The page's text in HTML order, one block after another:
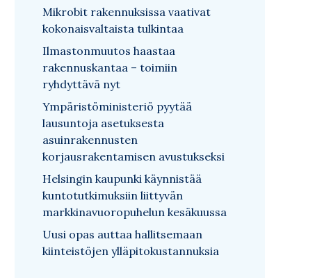
Mikrobit rakennuksissa vaativat
kokonaisvaltaista tulkintaa
Ilmastonmuutos haastaa
rakennuskantaa – toimiin
ryhdyttävä nyt
Ympäristöministeriö pyytää
lausuntoja asetuksesta
asuinrakennusten
korjausrakentamisen avustukseksi
Helsingin kaupunki käynnistää
kuntotutkimuksiin liittyvän
markkinavuoropuhelun kesäkuussa
Uusi opas auttaa hallitsemaan
kiinteistöjen ylläpitokustannuksia